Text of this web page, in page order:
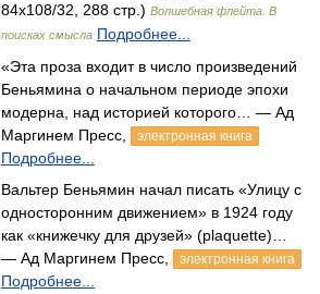
84x108/32, 288 стр.) Волшебная флейта. В
поисках смысла Подробнее...
«Эта проза входит в число произведений
Беньямина о начальном периоде эпохи
модерна, над историей которого… — Ад
Маргинем Пресс,
электронная книга
Подробнее...
Вальтер Беньямин начал писать «Улицу с
односторонним движением» в 1924 году
как «книжечку для друзей» (plaquette)…
— Ад Маргинем Пресс,
электронная книга
Подробнее...